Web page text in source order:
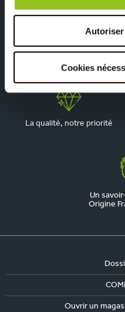
Cookies
cuisine aménagée
La qualité, notre priorité
Un
Origine
Ouvrir un